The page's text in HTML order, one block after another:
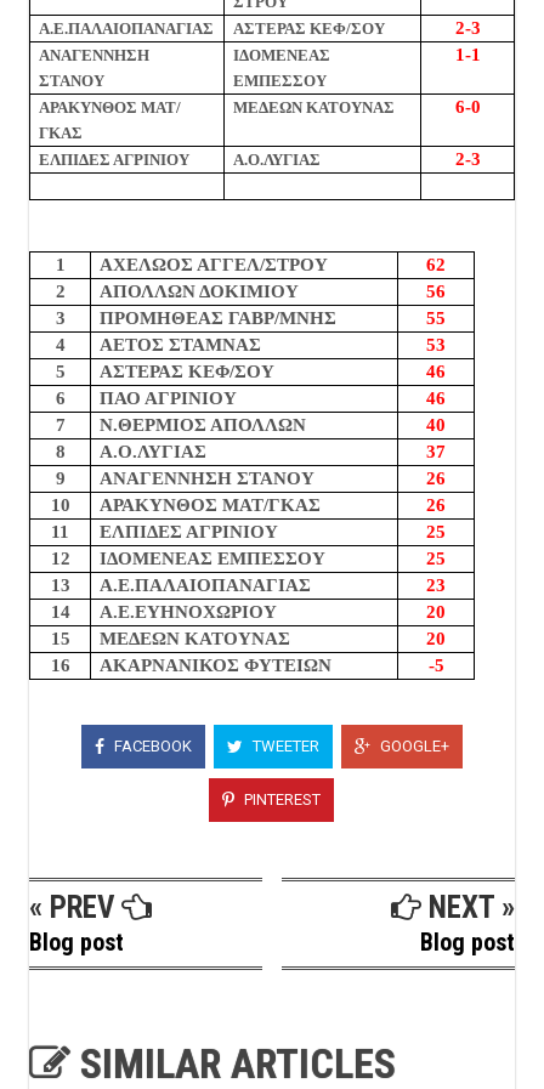
Α.Ε.ΠΑΛΑΙΟΠΑΝΑΓΙΑΣ ΑΣΤΕΡΑΣ ΚΕΦ/ΣΟΥ 2-3
ΑΝΑΓΕΝΝΗΣΗ
ΣΤΑΝΟΥ
ΙΔΟΜΕΝΕΑΣ
ΕΜΠΕΣΣΟΥ
1-1
ΑΡΑΚΥΝΘΟΣ ΜΑΤ/
ΓΚΑΣ
ΜΕΔΕΩΝ ΚΑΤΟΥΝΑΣ 6-0
ΕΛΠΙΔΕΣ ΑΓΡΙΝΙΟΥ Α.Ο.ΛΥΓΙΑΣ 2-3
1 ΑΧΕΛΩΟΣ ΑΓΓΕΛ/ΣΤΡΟΥ
62
2
ΑΠΟΛΛΩΝ ΔΟΚΙΜΙΟΥ 56
3
ΠΡΟΜΗΘΕΑΣ ΓΑΒΡ/ΜΝΗΣ
55
4
ΑΕΤΟΣ ΣΤΑΜΝΑΣ
53
5
ΑΣΤΕΡΑΣ ΚΕΦ/ΣΟΥ
46
6
ΠΑΟ ΑΓΡΙΝΙΟΥ
46
7
Ν.ΘΕΡΜΙΟΣ ΑΠΟΛΛΩΝ
40
8
Α.Ο.ΛΥΓΙΑΣ
37
9
ΑΝΑΓΕΝΝΗΣΗ ΣΤΑΝΟΥ
26
10
ΑΡΑΚΥΝΘΟΣ ΜΑΤ/ΓΚΑΣ
26
11
ΕΛΠΙΔΕΣ ΑΓΡΙΝΙΟΥ
25
12
ΙΔΟΜΕΝΕΑΣ ΕΜΠΕΣΣΟΥ
25
13
Α.Ε.ΠΑΛΑΙΟΠΑΝΑΓΙΑΣ
23
14
Α.Ε.ΕΥΗΝΟΧΩΡΙΟΥ
20
15
ΜΕΔΕΩΝ ΚΑΤΟΥΝΑΣ
20
16
ΑΚΑΡΝΑΝΙΚΟΣ ΦΥΤΕΙΩΝ -5
FACEBOOK TWEETER GOOGLE+
PINTEREST
« PREV
Blog post
NEXT »
Blog post
SIMILAR ARTICLES